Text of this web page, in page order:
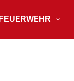
FEUERWEHR